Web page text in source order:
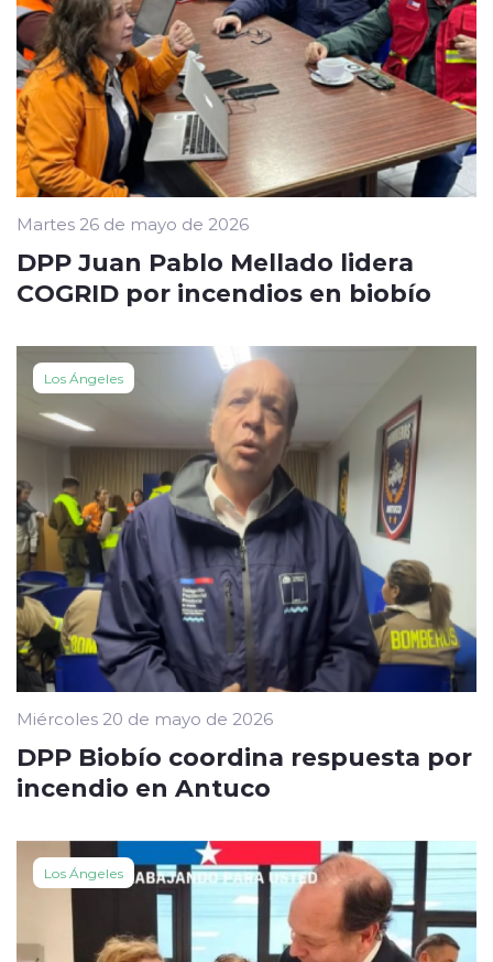
Martes 26 de mayo de 2026
DPP Juan Pablo Mellado lidera
COGRID por incendios en biobío
Los Ángeles
Miércoles 20 de mayo de 2026
DPP Biobío coordina respuesta por
incendio en Antuco
Los Ángeles